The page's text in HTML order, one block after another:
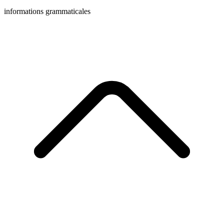
informations grammaticales